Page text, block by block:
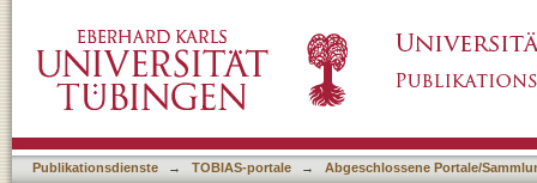
Publikationsdienste → TOBIAS-portale →
Abgeschlossene Portale/